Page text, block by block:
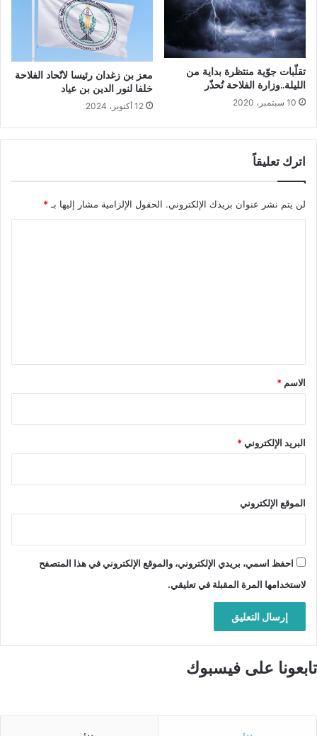
تقلّبات جوّية منتظرة بداية من
الليلة..وزارة الفلاحة تُحذّر
10 سبتمبر، 2020
معز بن زغدان رئيسا لاتّحاد الفلاحة
خلفا لنور الدين بن عياد
12 أكتوبر، 2024
اترك تعليقاً
لن يتم نشر عنوان بريدك الإلكتروني. الحقول الإلزامية مشار إليها بـ *
*
الاسم *
البريد الإلكتروني*
الموقع الإلكتروني
احفظ اسمي، بريدي الإلكتروني، والموقع الإلكتروني في هذا المتصفح
لاستخدامها المرة المقبلة في تعليقي.
تابعونا على فيسبوك